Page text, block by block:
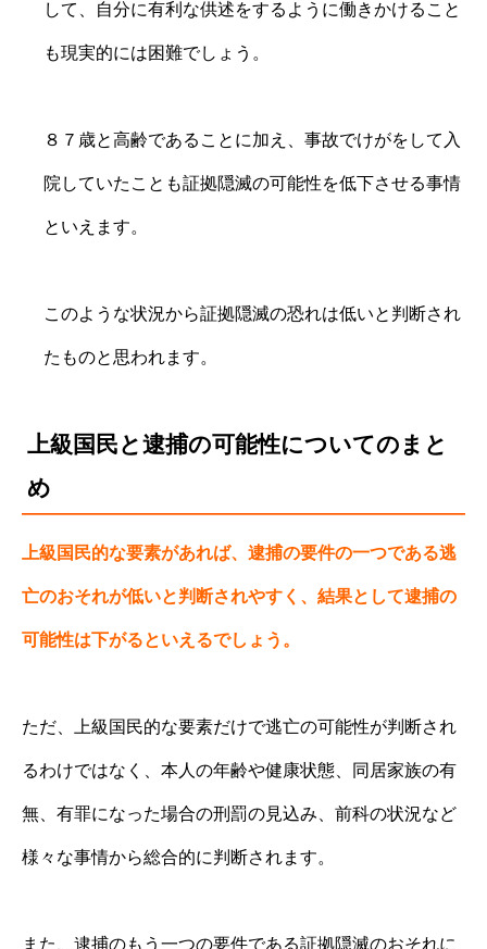
して、自分に有利な供述をするように働きかけること
も現実的には困難でしょう。
８７歳と高齢であることに加え、事故でけがをして入
院していたことも証拠隠滅の可能性を低下させる事情
といえます。
このような状況から証拠隠滅の恐れは低いと判断され
たものと思われます。
上級国民と逮捕の可能性についてのまと
め
上級国民的な要素があれば、逮捕の要件の一つである逃
亡のおそれが低いと判断されやすく、結果として逮捕の
可能性は下がるといえるでしょう。
ただ、上級国民的な要素だけで逃亡の可能性が判断され
るわけではなく、本人の年齢や健康状態、同居家族の有
無、有罪になった場合の刑罰の見込み、前科の状況など
様々な事情から総合的に判断されます。
また、逮捕のもう一つの要件である証拠隠滅のおそれに